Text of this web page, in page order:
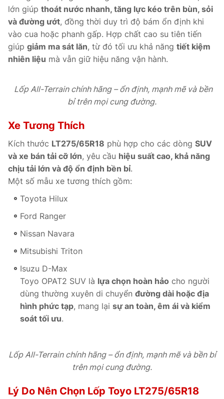
lớn giúp thoát nước nhanh, tăng lực kéo trên bùn, sỏi
và đường ướt, đồng thời duy trì độ bám ổn định khi
vào cua hoặc phanh gấp. Hợp chất cao su tiên tiến
giúp giảm ma sát lăn, từ đó tối ưu khả năng tiết kiệm
nhiên liệu mà vẫn giữ hiệu năng vận hành.
Lốp All-Terrain chính hãng – ổn định, mạnh mẽ và bền
bỉ trên mọi cung đường.
Xe Tương Thích
Kích thước LT275/65R18 phù hợp cho các dòng SUV
và xe bán tải cỡ lớn, yêu cầu hiệu suất cao, khả năng
chịu tải lớn và độ ổn định bền bỉ.
Một số mẫu xe tương thích gồm:
Toyota Hilux
Ford Ranger
Nissan Navara
Mitsubishi Triton
Isuzu D-Max
Toyo OPAT2 SUV là lựa chọn hoàn hảo cho người
dùng thường xuyên di chuyển đường dài hoặc địa
hình phức tạp, mang lại sự an toàn, êm ái và kiểm
soát tối ưu.
Lốp All-Terrain chính hãng – ổn định, mạnh mẽ và bền bỉ
trên mọi cung đường.
Lý Do Nên Chọn Lốp Toyo LT275/65R18